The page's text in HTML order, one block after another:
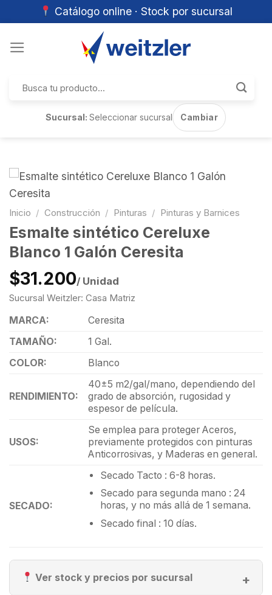
Catálogo online · Stock por sucursal
por:
Sucursal:Seleccionar sucursal Cambiar
Inicio / Construcción / Pinturas / Pinturas y Barnices
Esmalte sintético Cereluxe
Blanco 1 Galón Ceresita
$31.200/ Unidad
Sucursal Weitzler: Casa Matriz
MARCA:
Ceresita
TAMAÑO:
1 Gal.
COLOR:
Blanco
RENDIMIENTO:
40±5 m2/gal/mano, dependiendo del
grado de absorción, rugosidad y
espesor de película.
USOS:
Se emplea para proteger Aceros,
previamente protegidos con pinturas
Anticorrosivas, y Maderas en general.
SECADO:
Secado Tacto : 6-8 horas.
Secado para segunda mano : 24
horas, y no más allá de 1 semana.
Secado final : 10 días.
Ver stock y precios por sucursal